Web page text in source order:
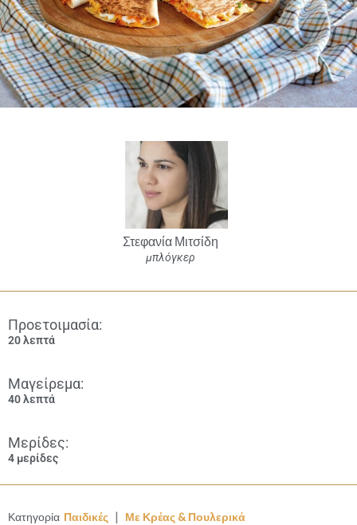
Στεφανία Μιτσίδη
μπλόγκερ
Προετοιμασία:
20 λεπτά
Μαγείρεμα:
40 λεπτά
Μερίδες:
4 μερίδες
Κατηγορία Παιδικές | Με Κρέας & Πουλερικά